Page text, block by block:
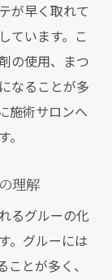
チェック方
とその注意
い方ガイ
連絡の流
NG行動
エクとの向
が早く取れて
ています。こ
の使用、まつ
なることが多
施術サロンへ
理解
るグルーの化
。グルーには
とが多く、